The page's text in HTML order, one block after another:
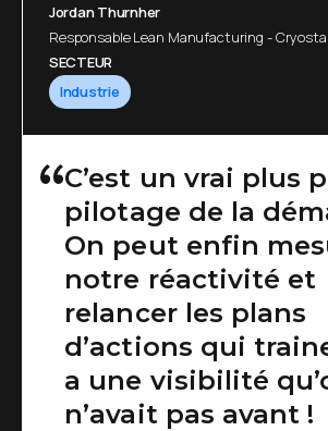
Jordan Thurnher
Responsable Lean Manufacturing -
SECTEUR
Industrie
C’est un vrai plus
pilotage de la
On peut enfin
notre réactivité et
relancer les plans
d’actions qui
a une visibilité
n’avait pas avant !